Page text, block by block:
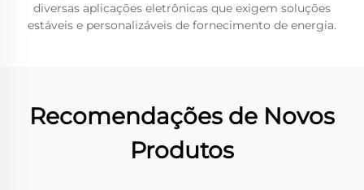
diversas aplicações eletrônicas que exigem soluções
estáveis e personalizáveis de fornecimento de energia.
Recomendações de Novos
Produtos